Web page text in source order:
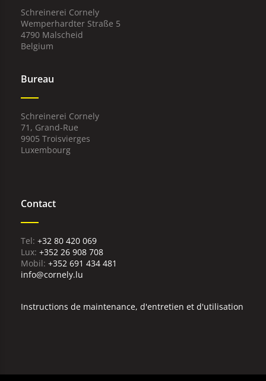
Schreinerei Cornely
Wemperhardter Straße 5
4790 Malscheid
Belgium
Bureau
Schreinerei Cornely
71, Grand-Rue
9905 Troisvierges
Luxembourg
Contact
+32 80 420 069
Lux: +352 26 908 708
Mobil: +352 691 434 481
info@cornely.lu
Instructions de maintenance, d'entretien et d'utilisation